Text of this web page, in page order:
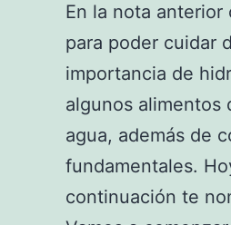
En la nota anterior
para poder cuidar
importancia de
algunos alimentos
agua, además de
fundamentales.
continuación te